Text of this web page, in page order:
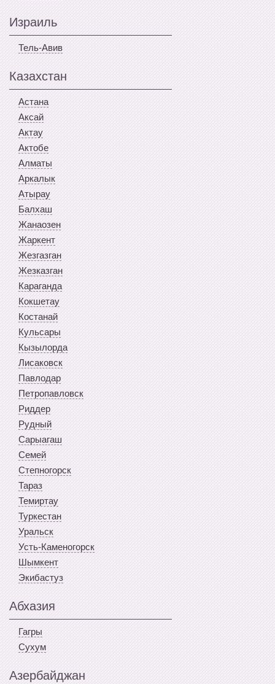
Израиль
Тель-Авив
Казахстан
Астана
Аксай
Актау
Актобе
Алматы
Аркалык
Атырау
Балхаш
Жанаозен
Жаркент
Жезгазган
Жезказган
Караганда
Кокшетау
Костанай
Кульсары
Кызылорда
Лисаковск
Павлодар
Петропавловск
Риддер
Рудный
Сарыагаш
Семей
Степногорск
Тараз
Темиртау
Туркестан
Уральск
Усть-Каменогорск
Шымкент
Экибастуз
Абхазия
Гагры
Сухум
Азербайджан